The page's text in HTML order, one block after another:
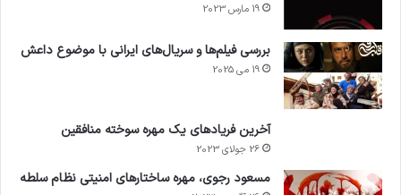
19 مارس 2023
بررسی فیلم‌ها و سریال‌های ایرانی با موضوع داعش
19 می 2025
آخرین فریادهای یک مهره سوخته منافقین
26 جولای 2023
مسعود رجوی، مهره ساختارهای امنیتی نظام سلطه